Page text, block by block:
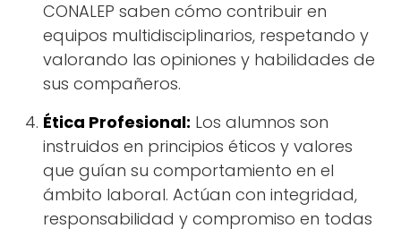
CONALEP saben cómo contribuir en
equipos multidisciplinarios, respetando y
valorando las opiniones y habilidades de
sus compañeros.
Ética Profesional: Los alumnos son
instruidos en principios éticos y valores
que guían su comportamiento en el
ámbito laboral. Actúan con integridad,
responsabilidad y compromiso en todas